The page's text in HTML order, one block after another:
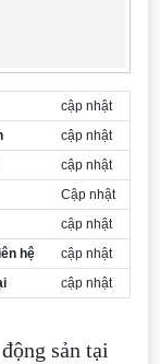
cập nhật
cập nhật
cập nhật
Cập nhật
cập nhật
hệ
cập nhật
cập nhật
sản tại